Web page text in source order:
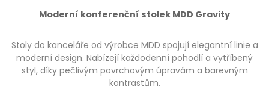
Moderní konferenční stolek MDD Gravity
Stoly do kanceláře od výrobce MDD spojují elegantní linie a
moderní design. Nabízejí každodenní pohodlí a vytříbený
styl, díky pečlivým povrchovým úpravám a barevným
kontrastům.